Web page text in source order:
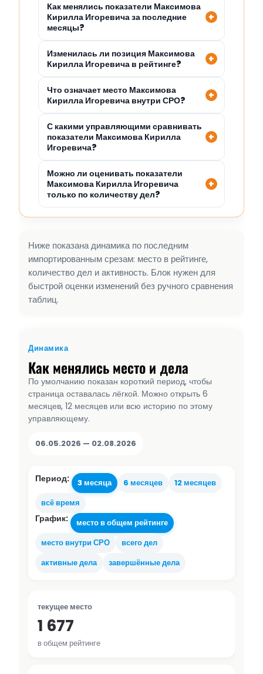
Как менялись показатели Максимова
Кирилла Игоревича за последние
месяцы?
Изменилась ли позиция Максимова
Кирилла Игоревича в рейтинге?
Что означает место Максимова
Кирилла Игоревича внутри СРО?
С какими управляющими сравнивать
показатели Максимова Кирилла
Игоревича?
Можно ли оценивать показатели
Максимова Кирилла Игоревича
только по количеству дел?
Ниже показана динамика по последним
импортированным срезам: место в рейтинге,
количество дел и активность. Блок нужен для
быстрой оценки изменений без ручного сравнения
таблиц.
Динамика
Как менялись место и дела
По умолчанию показан короткий период, чтобы
страница оставалась лёгкой. Можно открыть 6
месяцев, 12 месяцев или всю историю по этому
управляющему.
06.05.2026 — 02.08.2026
Период: 3 месяца 6 месяцев
12 месяцев
всё время
График:
место в общем рейтинге
место внутри СРО
всего дел
активные дела
завершённые дела
текущее место
1 677
в общем рейтинге